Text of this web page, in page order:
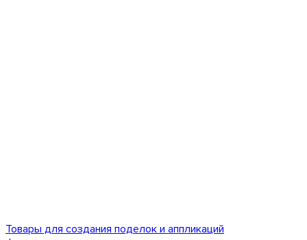
Товары для создания поделок и аппликаций